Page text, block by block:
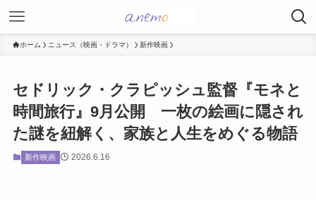
ホーム ニュース（映画・ドラマ） 新作映画
セドリック・クラピッシュ監督『モネと
時間旅行』9月公開 一枚の絵画に隠され
た謎を紐解く、家族と人生をめぐる物語
新作映画 2026.6.16